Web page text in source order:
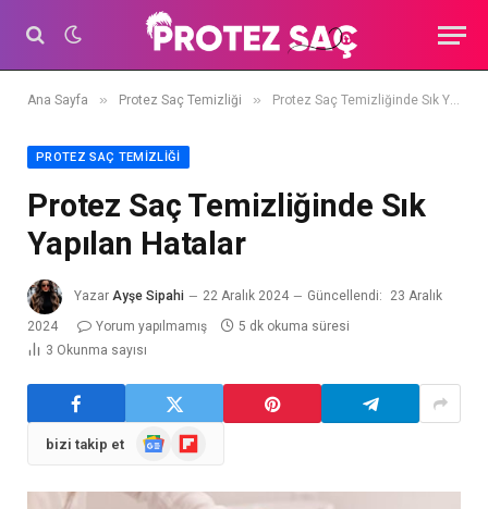
Ana Sayfa » Protez Saç Temizliği » Protez Saç Temizliğinde Sık Yapılan Hatalar
PROTEZ SAÇ TEMIZLIĞI
Protez Saç Temizliğinde Sık
Yapılan Hatalar
Yazar Ayşe Sipahi 22 Aralık 2024 Güncellendi:
23 Aralık
2024
Yorum yapılmamış
5 dk okuma süresi
3 Okunma sayısı
bizi takip et
Google
Haberler
Flipboard